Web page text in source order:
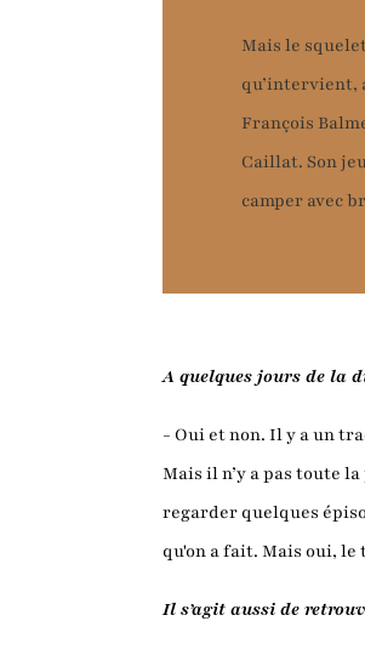
Mais le
qu’intervient,
François
Caillat. Son
camper avec
A quelques jours de la
- Oui et non. Il y a un
Mais il n’y a pas toute
regarder quelques
qu'on a fait. Mais oui, le
Il s’agit aussi de